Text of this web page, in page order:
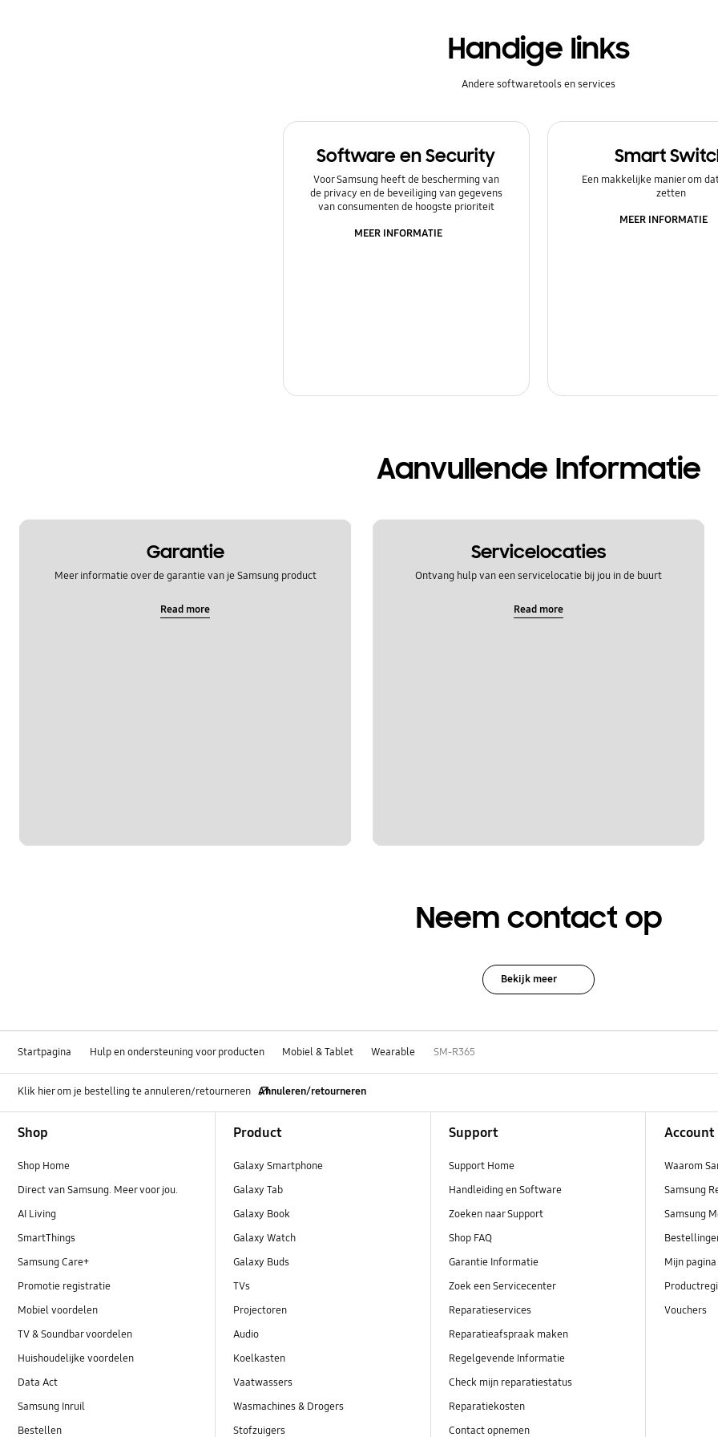
Handige links
Andere softwaretools en services
Software en Security
Voor Samsung heeft de bescherming van
de privacy en de beveiliging van gegevens
van consumenten de hoogste prioriteit
MEER INFORMATIE
Smart
Een makkelijke manier om
zetten
MEER INFORMATIE
Aanvullende Informatie
Garantie
Meer informatie over de garantie van je Samsung product
Read more
Servicelocaties
Ontvang hulp van een servicelocatie bij jou in de buurt
Read more
Neem contact op
Bekijk meer
Startpagina Hulp en ondersteuning voor producten Mobiel & Tablet Wearable SM-R365
Klik hier om je bestelling te annuleren/retourneren Annuleren/retourneren
Shop
Shop Home
Direct van Samsung. Meer voor jou.
AI Living
SmartThings
Samsung Care+
Promotie registratie
Mobiel voordelen
TV & Soundbar voordelen
Huishoudelijke voordelen
Data Act
Samsung Inruil
Bestellen
Product
Galaxy Smartphone
Galaxy Tab
Galaxy Book
Galaxy Watch
Galaxy Buds
TVs
Projectoren
Audio
Koelkasten
Vaatwassers
Wasmachines & Drogers
Stofzuigers
Support
Support Home
Handleiding en Software
Zoeken naar Support
Shop FAQ
Garantie Informatie
Zoek een Servicecenter
Reparatieservices
Reparatieafspraak maken
Regelgevende Informatie
Check mijn reparatiestatus
Reparatiekosten
Contact opnemen
Account
Waarom
Samsung
Samsung
Mijn pagina
Vouchers